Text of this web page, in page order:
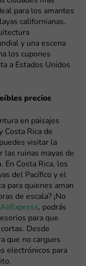
para los amantes
californianas.
y una escena
los cupones
a Estados Unidos
precios
en paisajes
Costa Rica de
visitar la
las ruinas mayas de
En Costa Rica, los
del Pacífico y el
para quienes aman
de escala? ¡No
, podrás
para que
Desde
que no cargues
electrónicos para